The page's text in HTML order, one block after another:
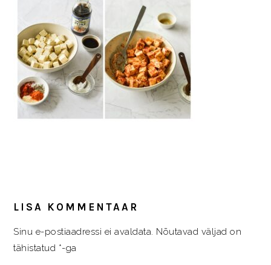
INTERACTIONS
LISA KOMMENTAAR
Sinu e-postiaadressi ei avaldata. Nõutavad väljad on
tähistatud *-ga